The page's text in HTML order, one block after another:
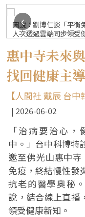
圖說：劉博仁談「平衡
人次透過雲端同步領受
‹
惠中寺​未來
找回健康主
【人間社 戴辰 台中
2026-06-02
「治病要治心
中。」台中科博特
邀至佛光山惠中
免疫，終結慢性發
抗老的醫學奧秘
說，結合線上直播
領受健康新知。